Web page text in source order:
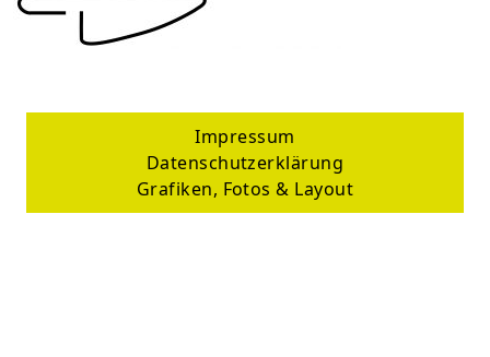
Impressum
Datenschutzerklärung
Grafiken, Fotos & Layout